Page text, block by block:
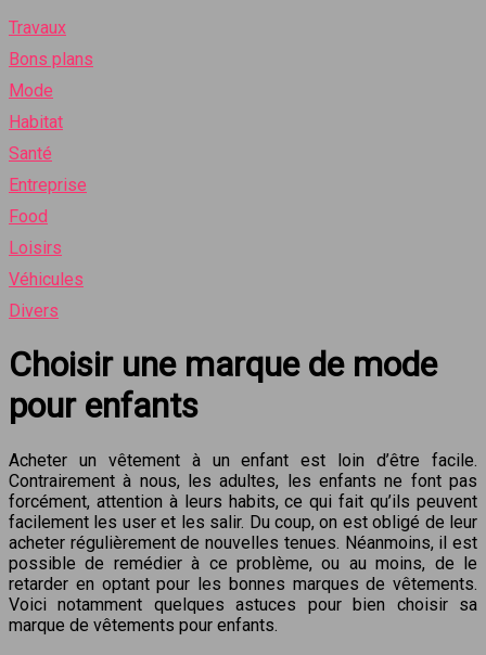
Travaux
Bons plans
Mode
Habitat
Santé
Entreprise
Food
Loisirs
Véhicules
Divers
Choisir une marque de mode
pour enfants
Acheter un vêtement à un enfant est loin d’être facile.
Contrairement à nous, les adultes, les enfants ne font pas
forcément, attention à leurs habits, ce qui fait qu’ils peuvent
facilement les user et les salir. Du coup, on est obligé de leur
acheter régulièrement de nouvelles tenues. Néanmoins, il est
possible de remédier à ce problème, ou au moins, de le
retarder en optant pour les bonnes marques de vêtements.
Voici notamment quelques astuces pour bien choisir sa
marque de vêtements pour enfants.